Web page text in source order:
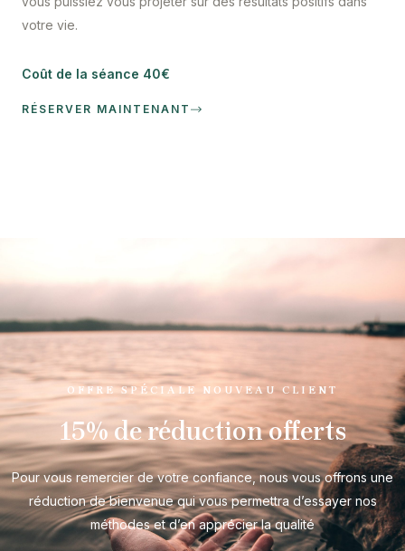
votre vie.
Coût de la séance 40€
RÉSERVER MAINTENANT
OFFRE SPÉCIALE NOUVEAU CLIENT
15% de réduction offerts
Pour vous remercier de votre confiance, nous vous offrons une
réduction de bienvenue qui vous permettra d’essayer nos
méthodes et d’en apprécier la qualité